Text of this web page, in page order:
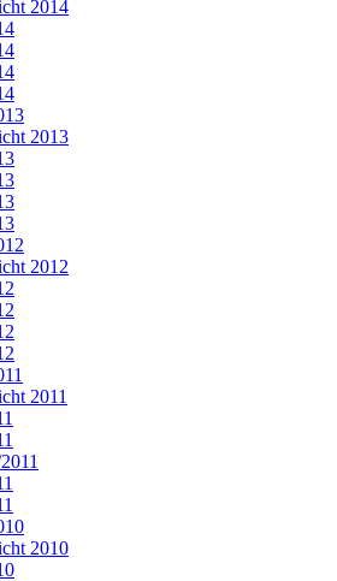
2014
2013
2012
2011
2010